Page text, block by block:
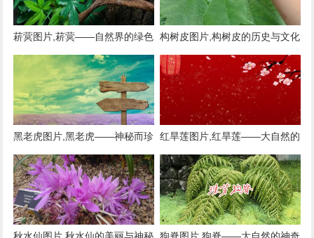
菥蓂图片,菥蓂——自然界的绿色
精灵
构树皮图片,构树皮的历史与文化
黑老虎图片,黑老虎——神秘而珍
贵的野生植物
红旱莲图片,红旱莲——大自然的
红色精灵